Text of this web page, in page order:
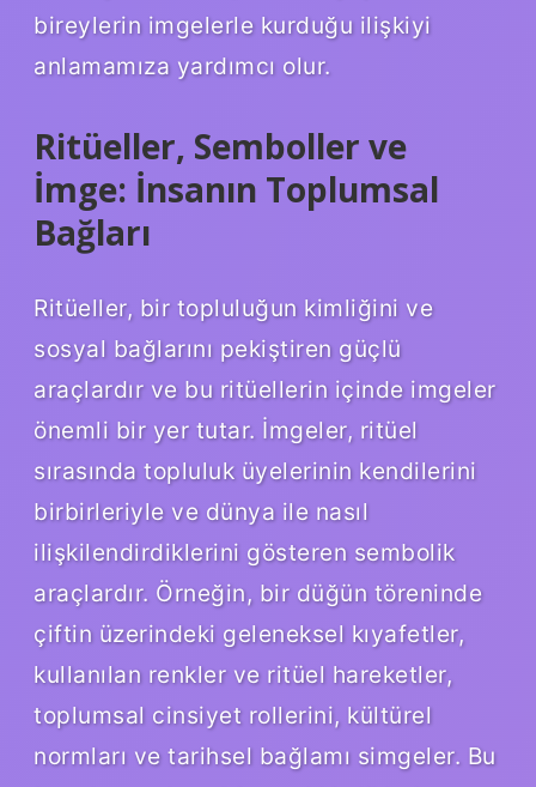
bireylerin imgelerle kurduğu ilişkiyi
anlamamıza yardımcı olur.
Ritüeller, Semboller ve
İmge: İnsanın Toplumsal
Bağları
Ritüeller, bir topluluğun kimliğini ve
sosyal bağlarını pekiştiren güçlü
araçlardır ve bu ritüellerin içinde imgeler
önemli bir yer tutar. İmgeler, ritüel
sırasında topluluk üyelerinin kendilerini
birbirleriyle ve dünya ile nasıl
ilişkilendirdiklerini gösteren sembolik
araçlardır. Örneğin, bir düğün töreninde
çiftin üzerindeki geleneksel kıyafetler,
kullanılan renkler ve ritüel hareketler,
toplumsal cinsiyet rollerini, kültürel
normları ve tarihsel bağlamı simgeler. Bu